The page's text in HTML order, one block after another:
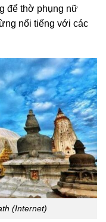
để thờ phụng nữ
nổi tiếng với các
(Internet)